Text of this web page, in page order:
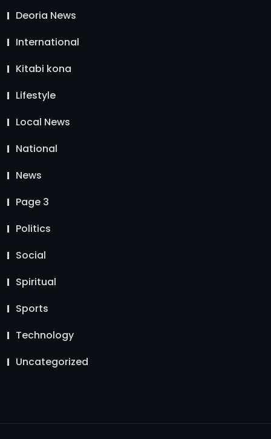
Deoria News
International
Kitabi kona
Lifestyle
Local News
National
News
Page 3
Politics
Social
Spiritual
Sports
Technology
Uncategorized